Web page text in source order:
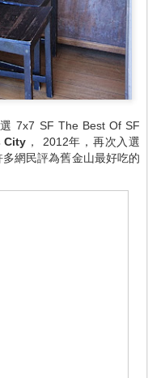
7x7 SF The Best Of SF
City ， 2012年，再次入選
網民評為舊金山最好吃的